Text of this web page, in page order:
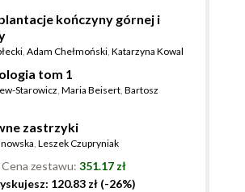
kończyny górnej i
, Adam Chełmoński, Katarzyna Kowal
tom 1
Starowicz, Maria Beisert, Bartosz
zastrzyki
, Leszek Czupryniak
Cena zestawu: 351.17 zł
120.83 zł (-26%)